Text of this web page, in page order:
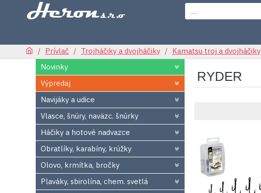
Prívlač Trojháčiky a dvojháčiky Kamatsu troj a dvojháčiky
Novinky
Výpredaj
Navijáky a udice
Vlasce, šnúry, naväzc. šnúrky
Háčiky a hotové nadvazce
Obratlíky, karabíny, krúžky
Olovo, krmítka, bročky
Plaváky, sbirolína, chem. svetlá
RYDER